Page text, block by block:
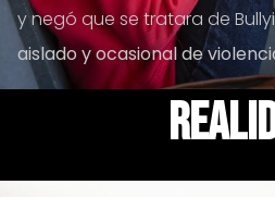
y negó que se tratara de
aislado y ocasional de